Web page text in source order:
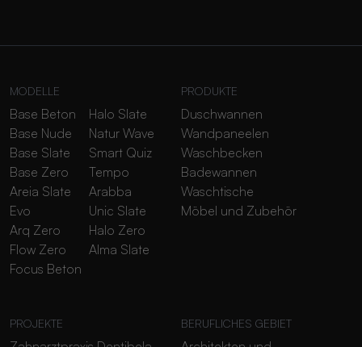
MODELLE
Base Beton
Base Nude
Base Slate
Base Zero
Areia Slate
Evo
Arq Zero
Flow Zero
Focus Beton
Halo Slate
Natur Wave
Smart Quiz
Tempo
Arabba
Unic Slate
Halo Zero
Alma Slate
PRODUKTE
Duschwannen
Wandpaneelen
Waschbecken
Badewannen
Waschtische
Möbel und Zubehör
PROJEKTE BERUFLICHES GEBIET